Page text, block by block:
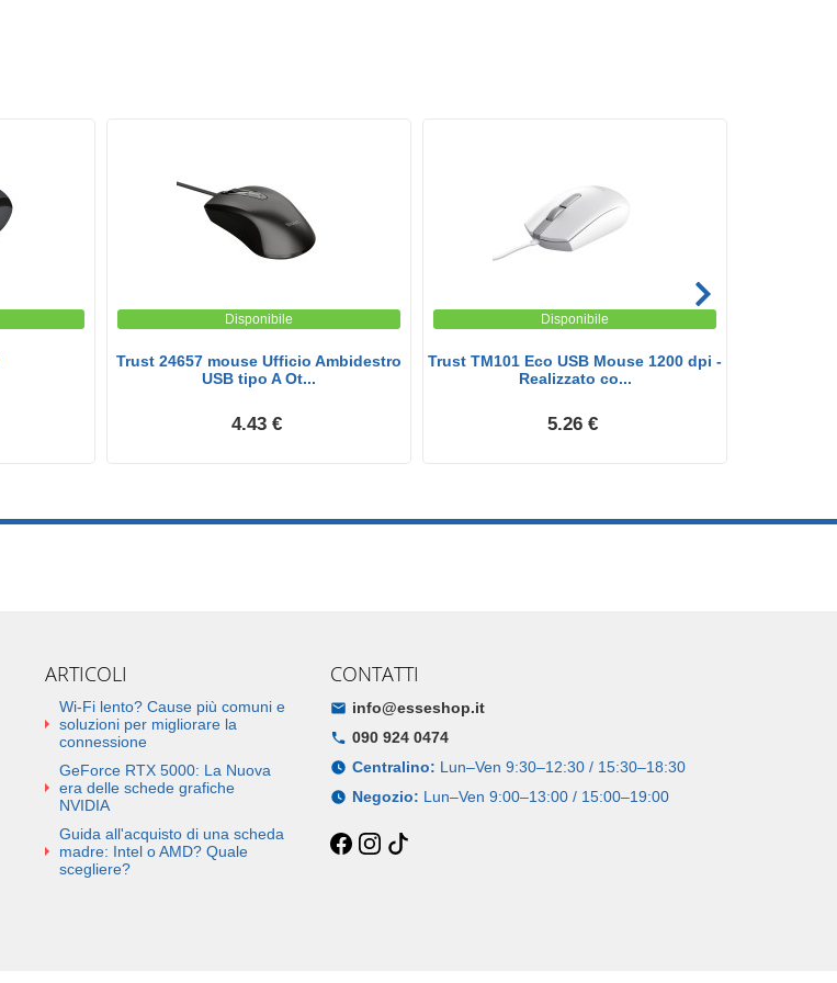
Disponibile
Trust 24657 mouse Ufficio Ambidestro
USB tipo A Ot...
4.43 €
Disponibile
Trust TM101 Eco USB Mouse 1200 dpi -
Realizzato co...
5.26 €
ARTICOLI
Wi-Fi lento? Cause più comuni e
soluzioni per migliorare la
connessione
GeForce RTX 5000: La Nuova
era delle schede grafiche
NVIDIA
Guida all'acquisto di una scheda
madre: Intel o AMD? Quale
scegliere?
CONTATTI
info@esseshop.it
090 924 0474
Centralino: Lun–Ven 9:30–12:30 / 15:30–18:30
Negozio: Lun–Ven 9:00–13:00 / 15:00–19:00